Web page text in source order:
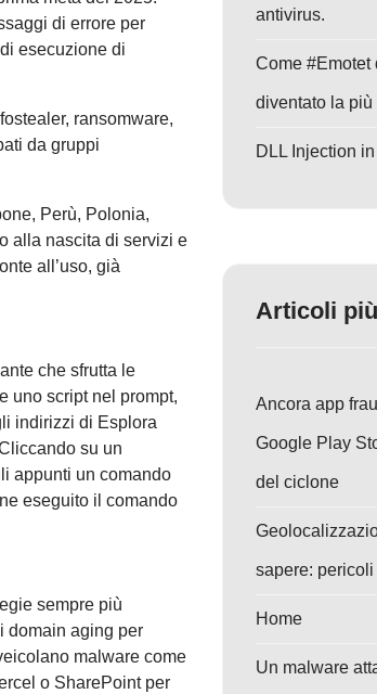
di errore per
esecuzione di
ransomware,
da gruppi
Perù, Polonia,
alla nascita di servizi e
all’uso, già
che sfrutta le
uno script nel prompt,
indirizzi di Esplora
su un
appunti un comando
eseguito il comando
sempre più
domain aging per
malware come
o SharePoint per
antivirus.
Come #Emotet
diventato la più
DLL Injection
Articoli
Ancora app
Google Play
del ciclone
sapere:
Home
Un malware